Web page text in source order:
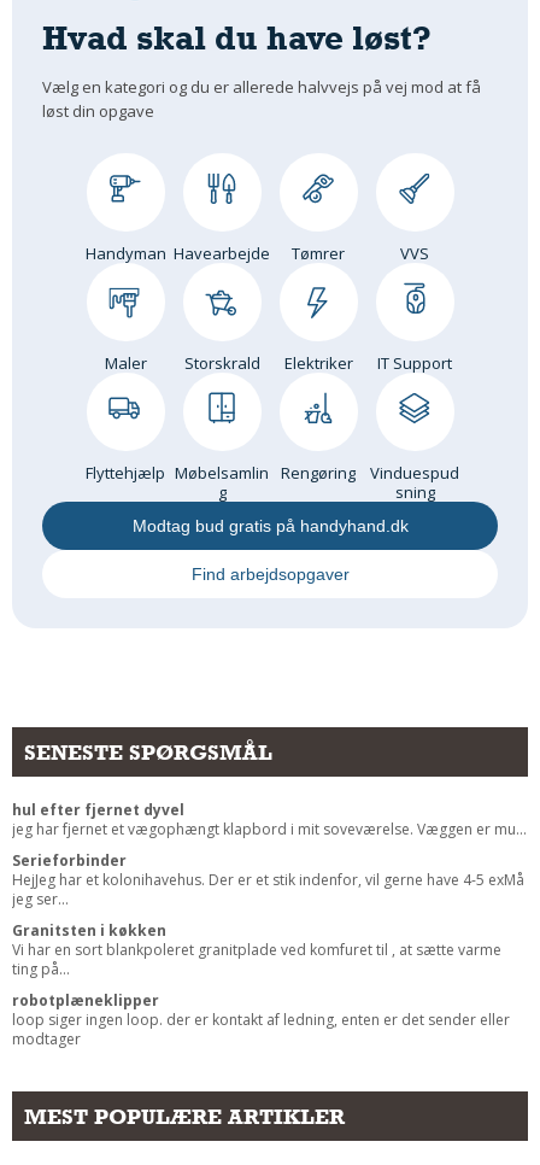
Tips Og Tricks
Andet
Belægning
Om Værktøj
Rengøring Af Overflader
Hvad skal du have løst?
Vælg en kategori og du er allerede halvvejs på vej mod at få
løst din opgave
Handyman Havearbejde Tømrer VVS
Maler Storskrald Elektriker IT Support
Flyttehjælp Møbelsamlin
g
Rengøring
Vinduespud
sning
Modtag bud gratis på handyhand.dk
Find arbejdsopgaver
SENESTE SPØRGSMÅL
hul efter fjernet dyvel
jeg har fjernet et vægophængt klapbord i mit soveværelse. Væggen er mu...
Serieforbinder
HejJeg har et kolonihavehus. Der er et stik indenfor, vil gerne have 4-5 exMå
jeg ser...
Granitsten i køkken
Vi har en sort blankpoleret granitplade ved komfuret til , at sætte varme
ting på...
robotplæneklipper
loop siger ingen loop. der er kontakt af ledning, enten er det sender eller
modtager
MEST POPULÆRE ARTIKLER